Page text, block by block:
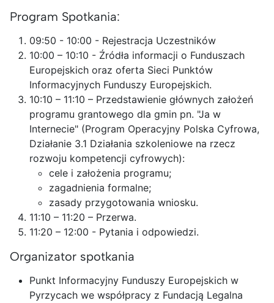
Program Spotkania:
09:50 - 10:00 - Rejestracja Uczestników
10:00 – 10:10 - Źródła informacji o Funduszach
Europejskich oraz oferta Sieci Punktów
Informacyjnych Funduszy Europejskich.
10:10 – 11:10 – Przedstawienie głównych założeń
programu grantowego dla gmin pn. "Ja w
Internecie" (Program Operacyjny Polska Cyfrowa,
Działanie 3.1 Działania szkoleniowe na rzecz
rozwoju kompetencji cyfrowych):
cele i założenia programu;
zagadnienia formalne;
zasady przygotowania wniosku.
11:10 – 11:20 – Przerwa.
11:20 – 12:00 - Pytania i odpowiedzi.
Organizator spotkania
Punkt Informacyjny Funduszy Europejskich w
Pyrzycach we współpracy z Fundacją Legalna